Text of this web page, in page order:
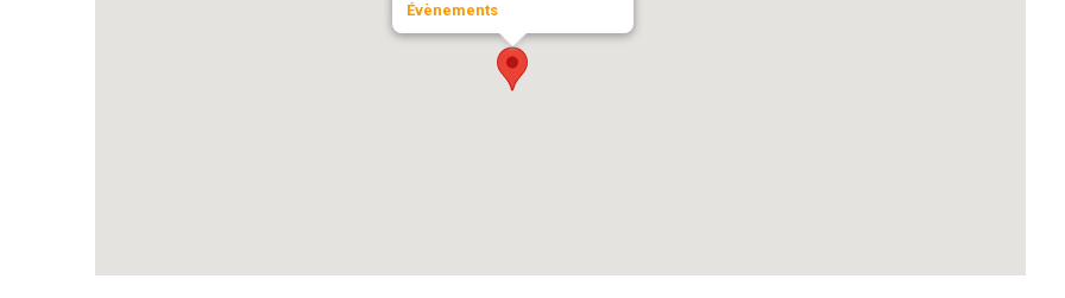
Évènements